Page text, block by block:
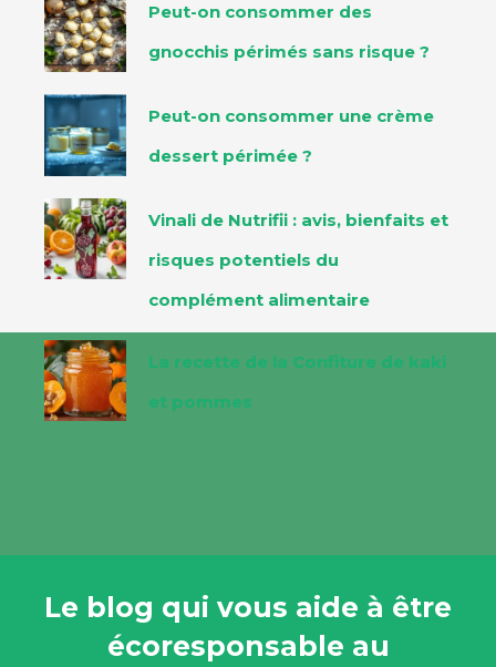
Peut-on consommer des
gnocchis périmés sans risque ?
Peut-on consommer une crème
dessert périmée ?
Vinali de Nutrifii : avis, bienfaits et
risques potentiels du
complément alimentaire
La recette de la Confiture de kaki
et pommes
Le blog qui vous aide à être
écoresponsable au